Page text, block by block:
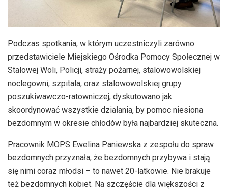
Podczas spotkania, w którym uczestniczyli zarówno
przedstawiciele Miejskiego Ośrodka Pomocy Społecznej w
Stalowej Woli, Policji, straży pożarnej, stalowowolskiej
noclegowni, szpitala, oraz stalowowolskiej grupy
poszukiwawczo-ratowniczej, dyskutowano jak
skoordynować wszystkie działania, by pomoc niesiona
bezdomnym w okresie chłodów była najbardziej skuteczna.
Pracownik MOPS Ewelina Paniewska z zespołu do spraw
bezdomnych przyznała, że bezdomnych przybywa i stają
się nimi coraz młodsi – to nawet 20-latkowie. Nie brakuje
też bezdomnych kobiet. Na szczęście dla większości z